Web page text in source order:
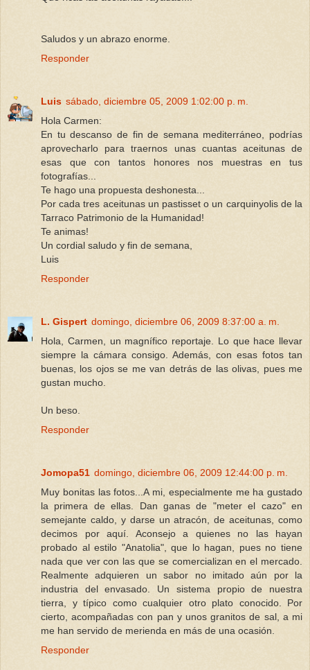
Saludos y un abrazo enorme.
Responder
Luis sábado, diciembre 05, 2009 1:02:00 p. m.
Hola Carmen:
En tu descanso de fin de semana mediterráneo, podrías
aprovecharlo para traernos unas cuantas aceitunas de
esas que con tantos honores nos muestras en tus
fotografías...
Te hago una propuesta deshonesta...
Por cada tres aceitunas un pastisset o un carquinyolis de la
Tarraco Patrimonio de la Humanidad!
Te animas!
Un cordial saludo y fin de semana,
Luis
Responder
L. Gispert domingo, diciembre 06, 2009 8:37:00 a. m.
Hola, Carmen, un magnífico reportaje. Lo que hace llevar
siempre la cámara consigo. Además, con esas fotos tan
buenas, los ojos se me van detrás de las olivas, pues me
gustan mucho.
Un beso.
Responder
Jomopa51 domingo, diciembre 06, 2009 12:44:00 p. m.
Muy bonitas las fotos...A mi, especialmente me ha gustado
la primera de ellas. Dan ganas de "meter el cazo" en
semejante caldo, y darse un atracón, de aceitunas, como
decimos por aquí. Aconsejo a quienes no las hayan
probado al estilo "Anatolia", que lo hagan, pues no tiene
nada que ver con las que se comercializan en el mercado.
Realmente adquieren un sabor no imitado aún por la
industria del envasado. Un sistema propio de nuestra
tierra, y típico como cualquier otro plato conocido. Por
cierto, acompañadas con pan y unos granitos de sal, a mi
me han servido de merienda en más de una ocasión.
Responder